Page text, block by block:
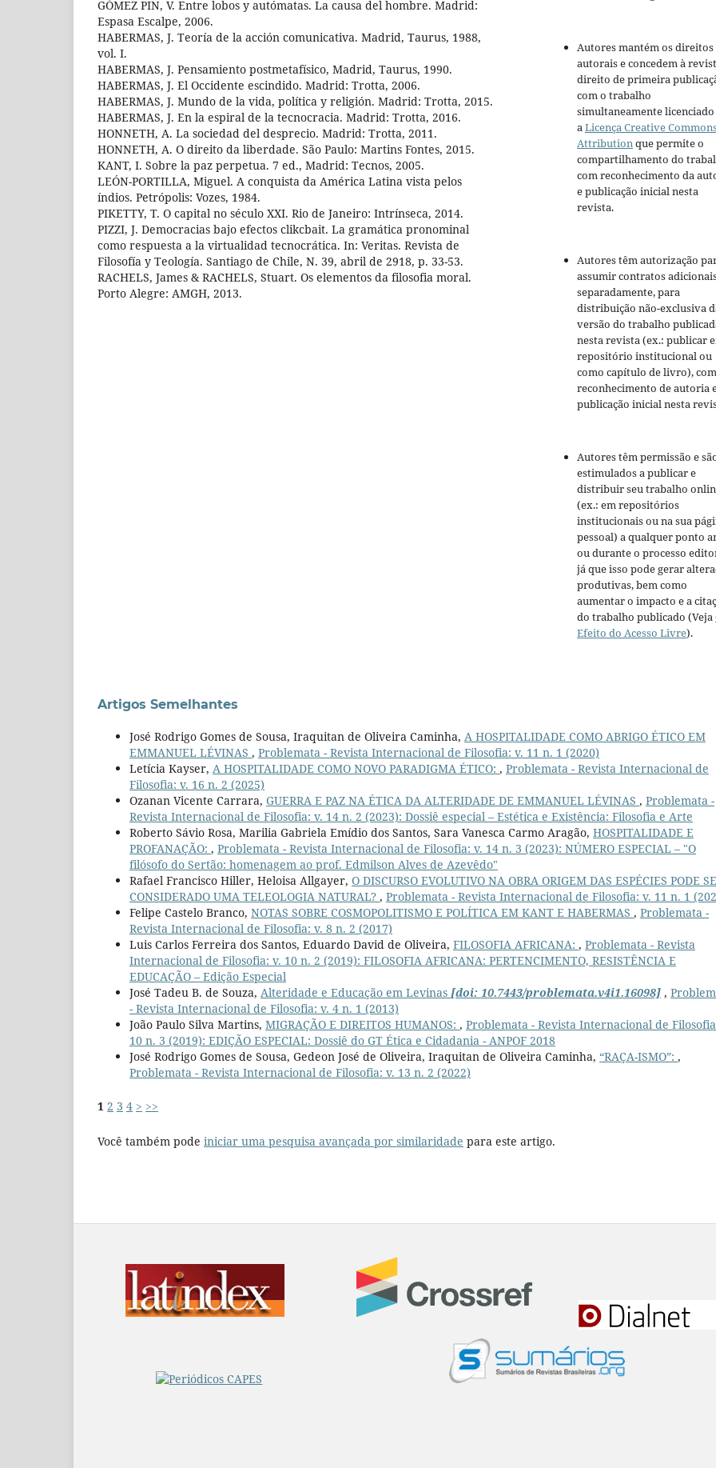
GÓMEZ PIN, V. Entre lobos y autómatas. La causa del hombre. Madrid:
Espasa Escalpe, 2006.
HABERMAS, J. Teoría de la acción comunicativa. Madrid, Taurus, 1988,
vol. I.
HABERMAS, J. Pensamiento postmetafísico, Madrid, Taurus, 1990.
HABERMAS, J. El Occidente escindido. Madrid: Trotta, 2006.
HABERMAS, J. Mundo de la vida, política y religión. Madrid: Trotta, 2015.
HABERMAS, J. En la espiral de la tecnocracia. Madrid: Trotta, 2016.
HONNETH, A. La sociedad del desprecio. Madrid: Trotta, 2011.
HONNETH, A. O direito da liberdade. São Paulo: Martins Fontes, 2015.
KANT, I. Sobre la paz perpetua. 7 ed., Madrid: Tecnos, 2005.
LEÓN-PORTILLA, Miguel. A conquista da América Latina vista pelos
índios. Petrópolis: Vozes, 1984.
PIKETTY, T. O capital no século XXI. Rio de Janeiro: Intrínseca, 2014.
PIZZI, J. Democracias bajo efectos clikcbait. La gramática pronominal
como respuesta a la virtualidad tecnocrática. In: Veritas. Revista de
Filosofía y Teología. Santiago de Chile, N. 39, abril de 2918, p. 33-53.
RACHELS, James & RACHELS, Stuart. Os elementos da filosofia moral.
Porto Alegre: AMGH, 2013.
Autores mantém os direitos
autorais e concedem à
direito de primeira
com o trabalho
simultaneamente
aLicença Creative
Attributionque permite o
compartilhamento do
com reconhecimento da
e publicação inicial nesta
revista.
Autores têm autorização
assumir contratos
separadamente, para
distribuição não-exclusiva
versão do trabalho
nesta revista (ex.: publicar
repositório institucional ou
como capítulo de livro), com
reconhecimento de autoria
publicação inicial nesta
Autores têm permissão e
estimulados a publicar e
distribuir seu trabalho
(ex.: em repositórios
institucionais ou na sua
pessoal) a qualquer ponto
ou durante o processo
já que isso pode gerar
produtivas, bem como
aumentar o impacto e a
do trabalho publicado (Veja
Efeito do Acesso Livre).
Artigos Semelhantes
José Rodrigo Gomes de Sousa, Iraquitan de Oliveira Caminha, A HOSPITALIDADE COMO ABRIGO ÉTICO EM
EMMANUEL LÉVINAS , Problemata - Revista Internacional de Filosofia: v. 11 n. 1 (2020)
Letícia Kayser, A HOSPITALIDADE COMO NOVO PARADIGMA ÉTICO: , Problemata - Revista Internacional de
Filosofia: v. 16 n. 2 (2025)
Ozanan Vicente Carrara, GUERRA E PAZ NA ÉTICA DA ALTERIDADE DE EMMANUEL LÉVINAS , Problemata -
Revista Internacional de Filosofia: v. 14 n. 2 (2023): Dossiê especial – Estética e Existência: Filosofia e Arte
Roberto Sávio Rosa, Marilia Gabriela Emídio dos Santos, Sara Vanesca Carmo Aragão, HOSPITALIDADE E
PROFANAÇÃO: , Problemata - Revista Internacional de Filosofia: v. 14 n. 3 (2023): NÚMERO ESPECIAL – "O
filósofo do Sertão: homenagem ao prof. Edmilson Alves de Azevêdo"
Rafael Francisco Hiller, Heloisa Allgayer, O DISCURSO EVOLUTIVO NA OBRA ORIGEM DAS ESPÉCIES PODE
CONSIDERADO UMA TELEOLOGIA NATURAL? , Problemata - Revista Internacional de Filosofia: v. 11 n. 1
Felipe Castelo Branco, NOTAS SOBRE COSMOPOLITISMO E POLÍTICA EM KANT E HABERMAS , Problemata -
Revista Internacional de Filosofia: v. 8 n. 2 (2017)
Luis Carlos Ferreira dos Santos, Eduardo David de Oliveira, FILOSOFIA AFRICANA: , Problemata - Revista
Internacional de Filosofia: v. 10 n. 2 (2019): FILOSOFIA AFRICANA: PERTENCIMENTO, RESISTÊNCIA E
EDUCAÇÃO – Edição Especial
José Tadeu B. de Souza, Alteridade e Educação em Levinas [doi: 10.7443/problemata.v4i1.16098] ,
- Revista Internacional de Filosofia: v. 4 n. 1 (2013)
João Paulo Silva Martins, MIGRAÇÃO E DIREITOS HUMANOS: , Problemata - Revista Internacional de
10 n. 3 (2019): EDIÇÃO ESPECIAL: Dossiê do GT Ética e Cidadania - ANPOF 2018
José Rodrigo Gomes de Sousa, Gedeon José de Oliveira, Iraquitan de Oliveira Caminha, “RAÇA-ISMO”: ,
Problemata - Revista Internacional de Filosofia: v. 13 n. 2 (2022)
1 2 3 4 > >>
Você também pode iniciar uma pesquisa avançada por similaridade para este artigo.